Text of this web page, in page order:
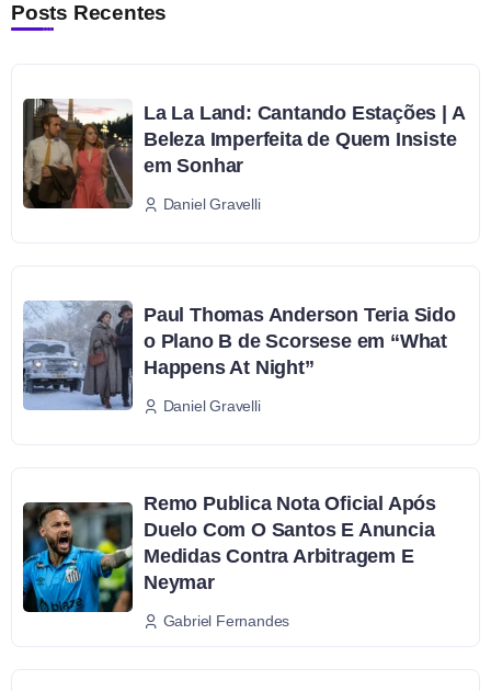
Posts Recentes
La La Land: Cantando Estações | A
Beleza Imperfeita de Quem Insiste
em Sonhar
Daniel Gravelli
Paul Thomas Anderson Teria Sido
o Plano B de Scorsese em “What
Happens At Night”
Daniel Gravelli
Remo Publica Nota Oficial Após
Duelo Com O Santos E Anuncia
Medidas Contra Arbitragem E
Neymar
Gabriel Fernandes